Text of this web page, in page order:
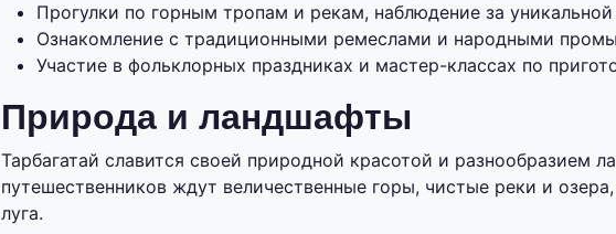
Прогулки по горным тропам и рекам, наблюдение за
Ознакомление с традиционными ремеслами и народными
Участие в фольклорных праздниках и мастер-классах по
Природа и ландшафты
Тарбагатай славится своей природной красотой и разнообразием
путешественников ждут величественные горы, чистые реки и
луга.